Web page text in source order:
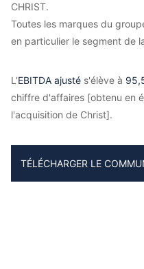
CHRIST.
Toutes les marques du
en particulier le segment de
L'EBITDA ajusté s'élève à
chiffre d'affaires [obtenu en
l'acquisition de Christ].
TÉLÉCHARGER LE